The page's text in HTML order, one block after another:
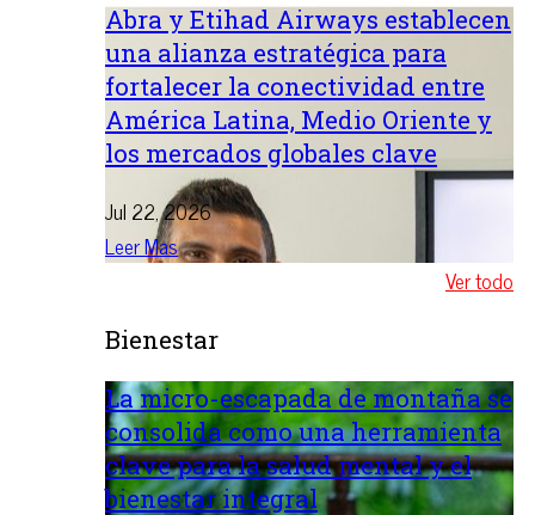
Abra y Etihad Airways establecen
una alianza estratégica para
fortalecer la conectividad entre
América Latina, Medio Oriente y
los mercados globales clave
Jul 22, 2026
Leer Mas
Ver todo
Bienestar
La micro-escapada de montaña se
consolida como una herramienta
clave para la salud mental y el
bienestar integral